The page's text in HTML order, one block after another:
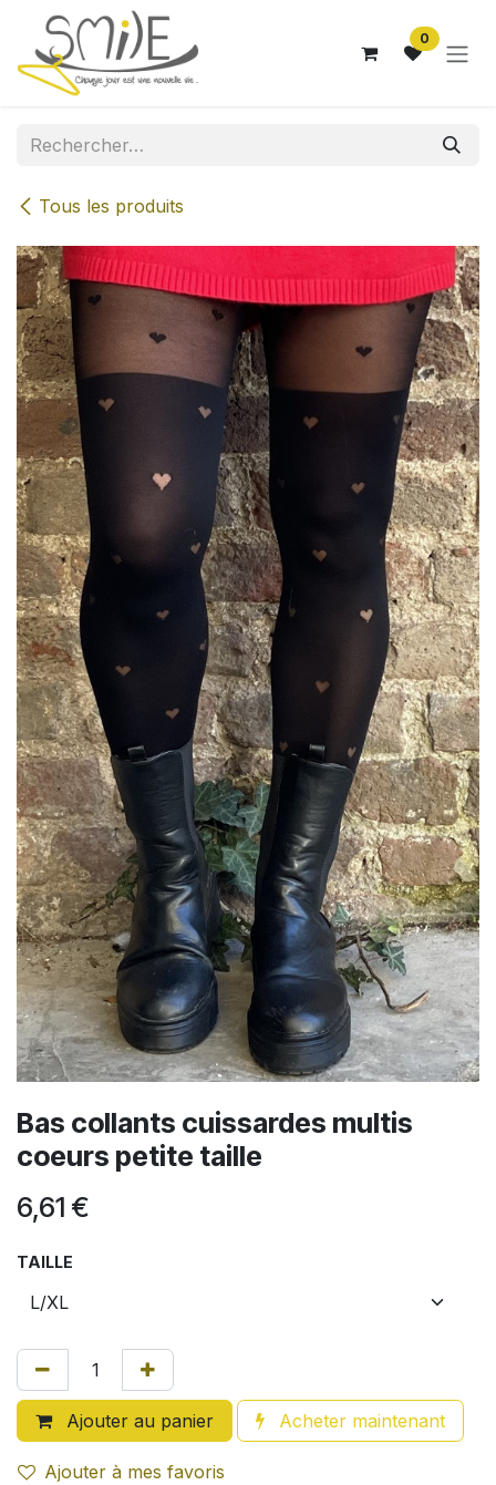
Se rendre au contenu
0
Tous les produits
Bas collants cuissardes multis
coeurs petite taille
6,61 €
TAILLE
Ajouter au panier Acheter maintenant
Ajouter à mes favoris